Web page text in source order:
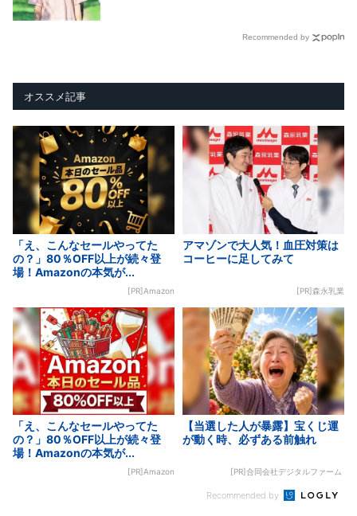
Recommended by
オススメ記事
「え、こんなセールやってた
の？」80％OFF以上が続々登
場！Amazonの本気が...
[PR]Amazon
アマゾンで大人気！血圧対策は
コーヒーに足してみて
[PR]森永乳業
「え、こんなセールやってた
の？」80％OFF以上が続々登
場！Amazonの本気が...
[PR]Amazon
【当選した人が暴露】宝くじ運
が動く時、必ずある前触れ
[PR]合同会社デジタルファーム
Recommended by